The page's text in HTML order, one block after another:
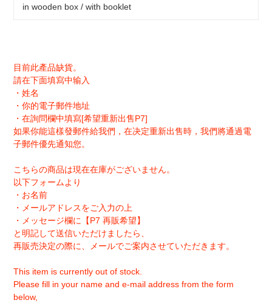
in wooden box / with booklet
目前此產品缺貨。
請在下面填寫中输入
・姓名
・你的電子郵件地址
・在詢問欄中填寫[希望重新出售P7]
如果你能這樣發郵件給我們，在决定重新出售時，我們將通過電
子郵件優先通知您。
こちらの商品は現在在庫がございません。
以下フォームより
・お名前
・メールアドレスをご入力の上
・メッセージ欄に【P7 再販希望】
と明記して送信いただけましたら、
再販売決定の際に、メールでご案内させていただきます。
This item is currently out of stock.
Please fill in your name and e-mail address from the form
below,